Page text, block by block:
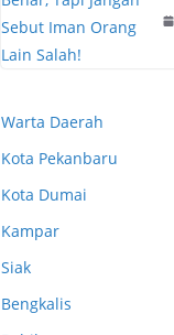
Warta Daerah
Kota Pekanbaru
Kota Dumai
Kampar
Siak
Bengkalis